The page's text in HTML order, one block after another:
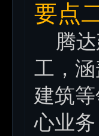
要点
腾达
工，
建筑
心业